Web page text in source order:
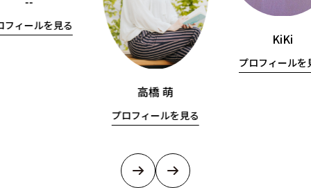
フィールを見る
高橋 萌
プロフィールを見る
KiKi
プロフィールを